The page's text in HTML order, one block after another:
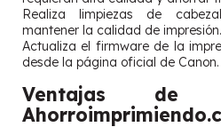
Realiza limpiezas de
mantener la calidad de impresión.
Actualiza el firmware de la
desde la página oficial de Canon.
Ventajas de